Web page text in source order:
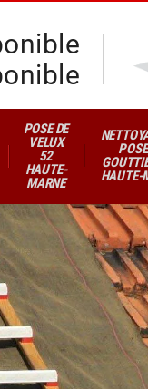
POSE DE
VELUX
52
HAUTE-
MARNE
HAUTE-